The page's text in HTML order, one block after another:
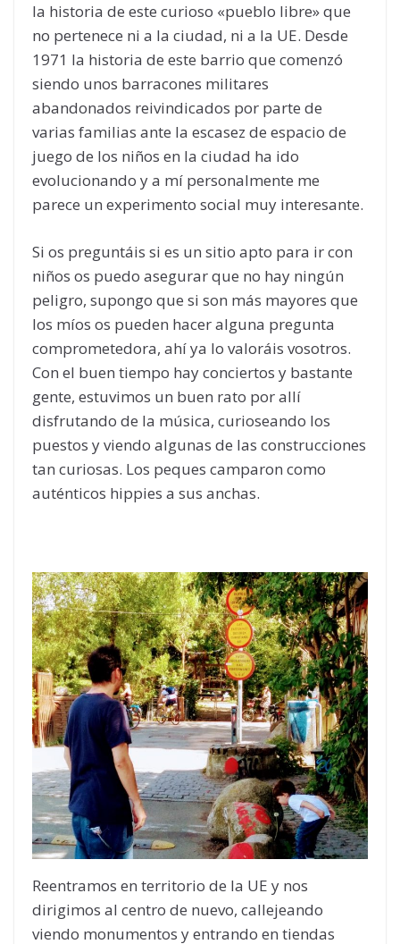
la historia de este curioso «pueblo libre» que
no pertenece ni a la ciudad, ni a la UE. Desde
1971 la historia de este barrio que comenzó
siendo unos barracones militares
abandonados reivindicados por parte de
varias familias ante la escasez de espacio de
juego de los niños en la ciudad ha ido
evolucionando y a mí personalmente me
parece un experimento social muy interesante.
Si os preguntáis si es un sitio apto para ir con
niños os puedo asegurar que no hay ningún
peligro, supongo que si son más mayores que
los míos os pueden hacer alguna pregunta
comprometedora, ahí ya lo valoráis vosotros.
Con el buen tiempo hay conciertos y bastante
gente, estuvimos un buen rato por allí
disfrutando de la música, curioseando los
puestos y viendo algunas de las construcciones
tan curiosas. Los peques camparon como
auténticos hippies a sus anchas.
Reentramos en territorio de la UE y nos
dirigimos al centro de nuevo, callejeando
viendo monumentos y entrando en tiendas